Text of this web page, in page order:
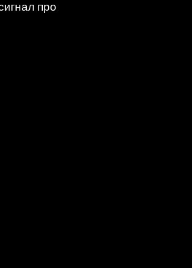
про